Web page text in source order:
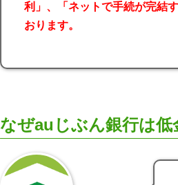
利」、「ネットで手続が完結
おります。
なぜauじぶん銀行は低